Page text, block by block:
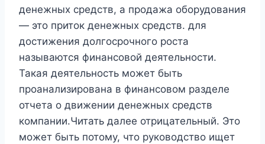
денежных средств, а продажа оборудования
— это приток денежных средств. для
достижения долгосрочного роста
называются финансовой деятельности.
Такая деятельность может быть
проанализирована в финансовом разделе
отчета о движении денежных средств
компании.Читать далее отрицательный. Это
может быть потому, что руководство ищет